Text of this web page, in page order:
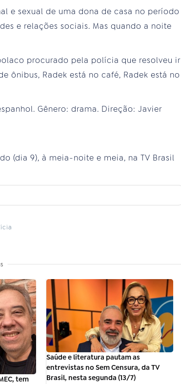
e sexual de uma dona de casa no período
e relações sociais. Mas quando a noite
procurado pela polícia que resolveu ir
ônibus, Radek está no café, Radek está no
Gênero: drama. Direção: Javier
(dia 9), à meia-noite e meia, na TV Brasil
tem
Saúde e literatura pautam as
entrevistas no Sem Censura, da TV
Brasil, nesta segunda (13/7)